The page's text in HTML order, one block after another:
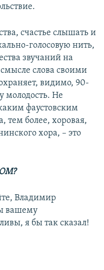
счастье слышать и
голосовую нить,
звучаний на
слова своими
видимо, 90-
Не
фаустовским
тем более, хоровая,
хора, – это
Владимир
вашему
я бы так сказал!